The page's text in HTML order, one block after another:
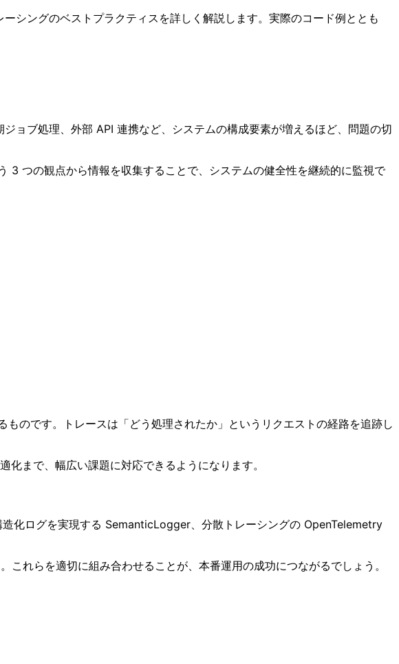
シングのベストプラクティスを詳しく解説します。実際のコード例ととも
ョブ処理、外部 API 連携など、システムの構成要素が増えるほど、問題の切
3 つの観点から情報を収集することで、システムの健全性を継続的に監視で
のです。トレースは「どう処理されたか」というリクエストの経路を追跡し
まで、幅広い課題に対応できるようになります。
化ログを実現する SemanticLogger、分散トレーシングの OpenTelemetry
れらを適切に組み合わせることが、本番運用の成功につながるでしょう。